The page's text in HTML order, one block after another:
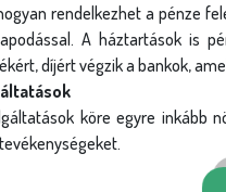
rendelkezhet a pénze
A háztartások is
díjért végzik a bankok,
köre egyre inkább